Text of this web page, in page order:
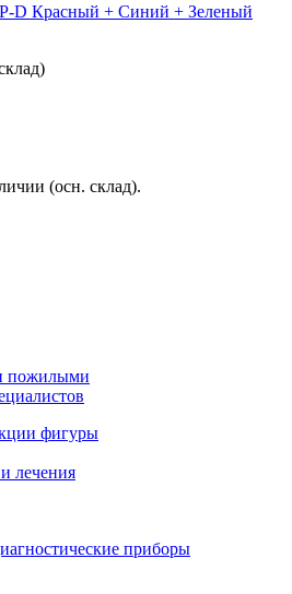
D Красный + Синий + Зеленый
(осн. склад).
пожилыми
фигуры
лечения
приборы